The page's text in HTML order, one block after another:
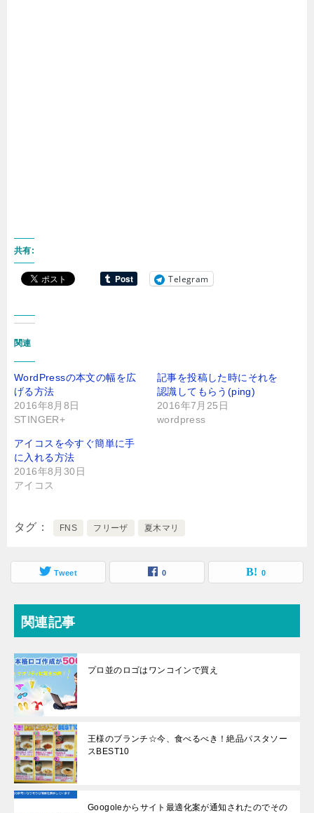
共有:
Telegram
関連
WordPressの本文の幅を広
げる方法
2016年8月8日
STINGER+
記事を投稿した時にそれを
認識してもらう(ping)
2016年7月25日
wordpress
アイコスを今すぐ簡単に手
に入れる方法
2016年8月30日
アイコス
タグ FNS フリーザ 夏木マリ
Tweet 0 0
関連記事
プロ並のロゴはワンコインで買え
王様のブランチ☆今、食べるべき！絶品パスタソー
スBEST10
Googoleからサイト最適化案が通知されたのでその